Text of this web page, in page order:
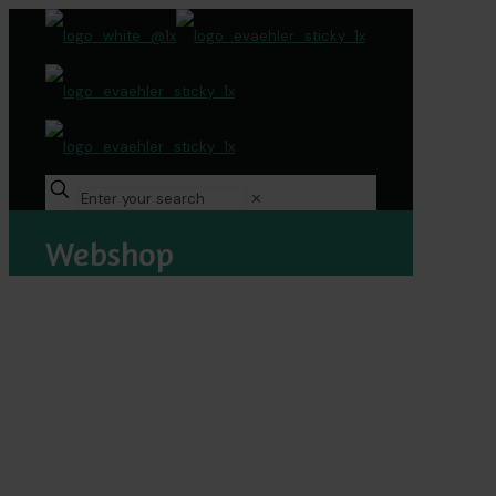
✕
Webshop